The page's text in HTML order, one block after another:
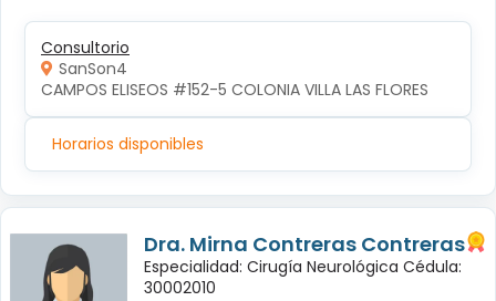
Consultorio
SanSon4
CAMPOS ELISEOS #152-5 COLONIA VILLA LAS FLORES
Horarios disponibles
Dra. Mirna Contreras Contreras
Especialidad: Cirugía Neurológica Cédula:
30002010